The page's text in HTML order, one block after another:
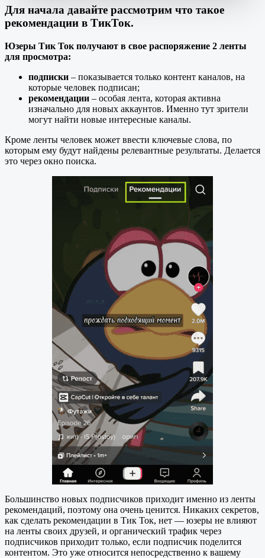
Для начала давайте рассмотрим что такое
рекомендации в ТикТок.
Юзеры Тик Ток получают в свое распоряжение 2 ленты
для просмотра:
подписки – показывается только контент каналов, на
которые человек подписан;
рекомендации – особая лента, которая активна
изначально для новых аккаунтов. Именно тут зрители
могут найти новые интересные каналы.
Кроме ленты человек может ввести ключевые слова, по
которым ему будут найдены релевантные результаты. Делается
это через окно поиска.
Большинство новых подписчиков приходит именно из ленты
рекомендаций, поэтому она очень ценится. Никаких секретов,
как сделать рекомендации в Тик Ток, нет — юзеры не влияют
на ленты своих друзей, и органический трафик через
подписчиков приходит только, если подписчик поделится
контентом. Это уже относится непосредственно к вашему